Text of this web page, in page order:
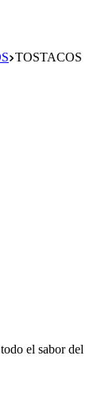
TOSTACOS
el sabor del